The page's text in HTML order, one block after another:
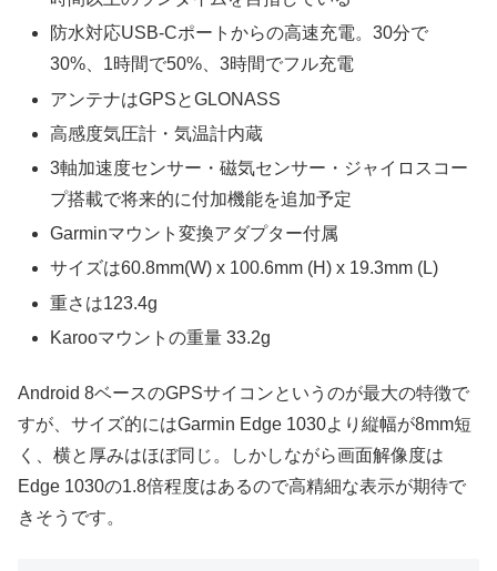
防水対応USB-Cポートからの高速充電。30分で
30%、1時間で50%、3時間でフル充電
アンテナはGPSとGLONASS
高感度気圧計・気温計内蔵
3軸加速度センサー・磁気センサー・ジャイロスコー
プ搭載で将来的に付加機能を追加予定
Garminマウント変換アダプター付属
サイズは60.8mm(W) x 100.6mm (H) x 19.3mm (L)
重さは123.4g
Karooマウントの重量 33.2g
Android 8ベースのGPSサイコンというのが最大の特徴で
すが、サイズ的にはGarmin Edge 1030より縦幅が8mm短
く、横と厚みはほぼ同じ。しかしながら画面解像度は
Edge 1030の1.8倍程度はあるので高精細な表示が期待で
きそうです。